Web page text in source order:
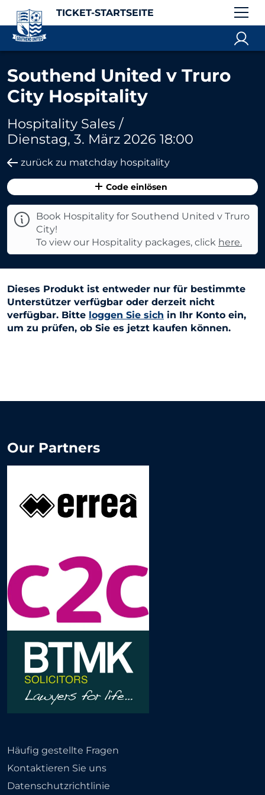
TICKET-STARTSEITE
Southend United v Truro
City Hospitality
Hospitality Sales /
Dienstag, 3. März 2026 18:00
zurück zu matchday hospitality
Code einlösen
Book Hospitality for Southend United v Truro
City!
To view our Hospitality packages, click here.
Dieses Produkt ist entweder nur für bestimmte
Unterstützer verfügbar oder derzeit nicht
verfügbar. Bitte loggen Sie sich in Ihr Konto ein,
um zu prüfen, ob Sie es jetzt kaufen können.
Häufig gestellte Fragen
Kontaktieren Sie uns
Datenschutzrichtlinie
Our Partners